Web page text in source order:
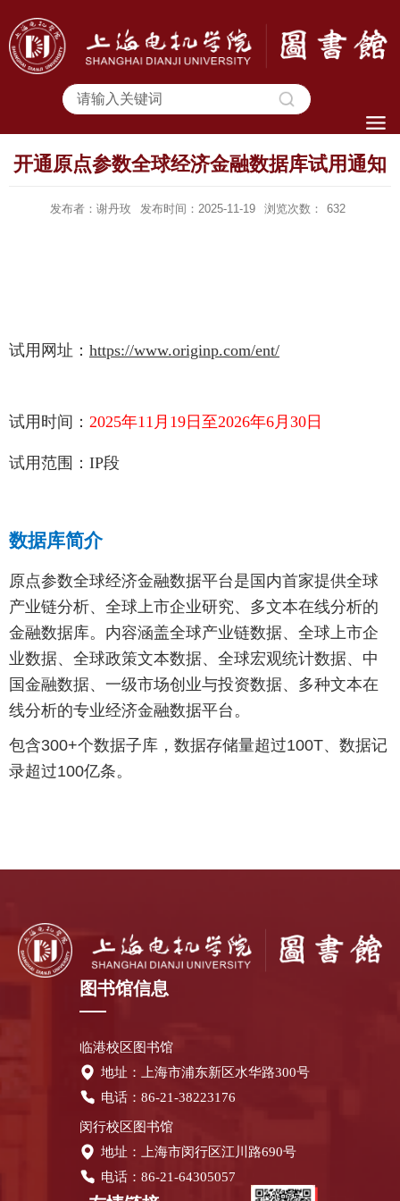
开通原点参数全球经济金融数据库试用通知
发布者：谢丹玫 发布时间：2025-11-19 浏览次数： 632
试用网址： https://www.originp.com/ent/
试用时间： 2025年11月19日 至2026年6月30日
试用范围：IP段
数据库简介
原点参数全球经济金融数据平台是国内首家提供全球
产业链分析、全球上市企业研究、多文本在线分析的
金融数据库。内容涵盖全球产业链数据、全球上市企
业数据、全球政策文本数据、全球宏观统计数据、中
国金融数据、一级市场创业与投资数据、多种文本在
线分析的专业经济金融数据平台。
包含300+个数据子库，数据存储量超过100T、数据记
录超过100亿条。
图书馆信息
临港校区图书馆
地址：上海市浦东新区水华路300号
电话：86-21-38223176
闵行校区图书馆
地址：上海市闵行区江川路690号
电话：86-21-64305057